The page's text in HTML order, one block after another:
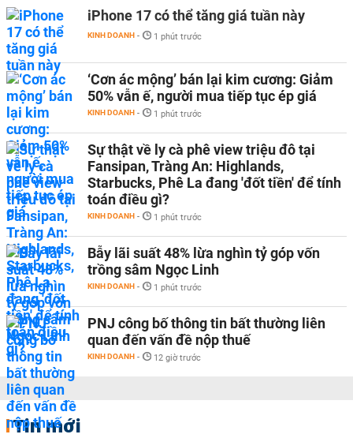
iPhone 17 có thể tăng giá tuần này
KINH DOANH - 1 phút trước
‘Cơn ác mộng’ bán lại kim cương: Giảm
50% vẫn ế, người mua tiếp tục ép giá
KINH DOANH - 1 phút trước
Sự thật về ly cà phê view triệu đô tại
Fansipan, Tràng An: Highlands,
Starbucks, Phê La đang 'đốt tiền' để tính
toán điều gì?
KINH DOANH - 1 phút trước
Bẫy lãi suất 48% lừa nghìn tỷ góp vốn
trồng sâm Ngọc Linh
KINH DOANH - 1 phút trước
PNJ công bố thông tin bất thường liên
quan đến vấn đề nộp thuế
KINH DOANH - 12 giờ trước
Tin mới